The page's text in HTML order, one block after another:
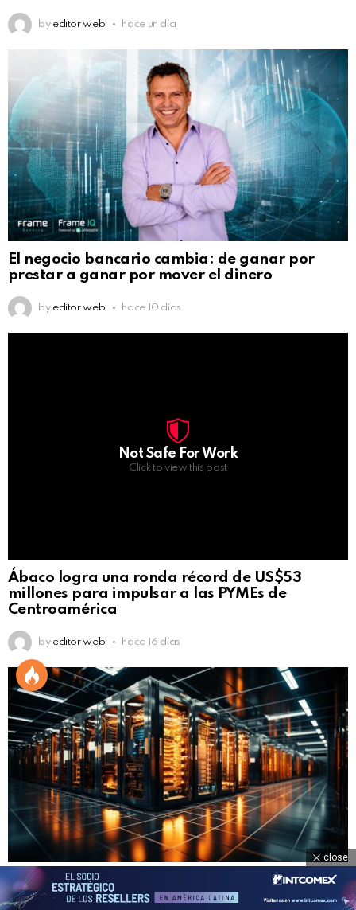
by editor web hace un día
El negocio bancario cambia: de ganar por
prestar a ganar por mover el dinero
by editor web hace 10 días
Not Safe For Work
Click to view this post
Ábaco logra una ronda récord de US$53
millones para impulsar a las PYMEs de
Centroamérica
by editor web hace 16 días
Liberty Networks busca reducir la brecha
tecnológica en Centroamérica y República
close